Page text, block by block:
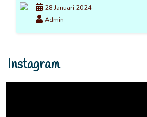
28 Januari 2024
Admin
Instagram